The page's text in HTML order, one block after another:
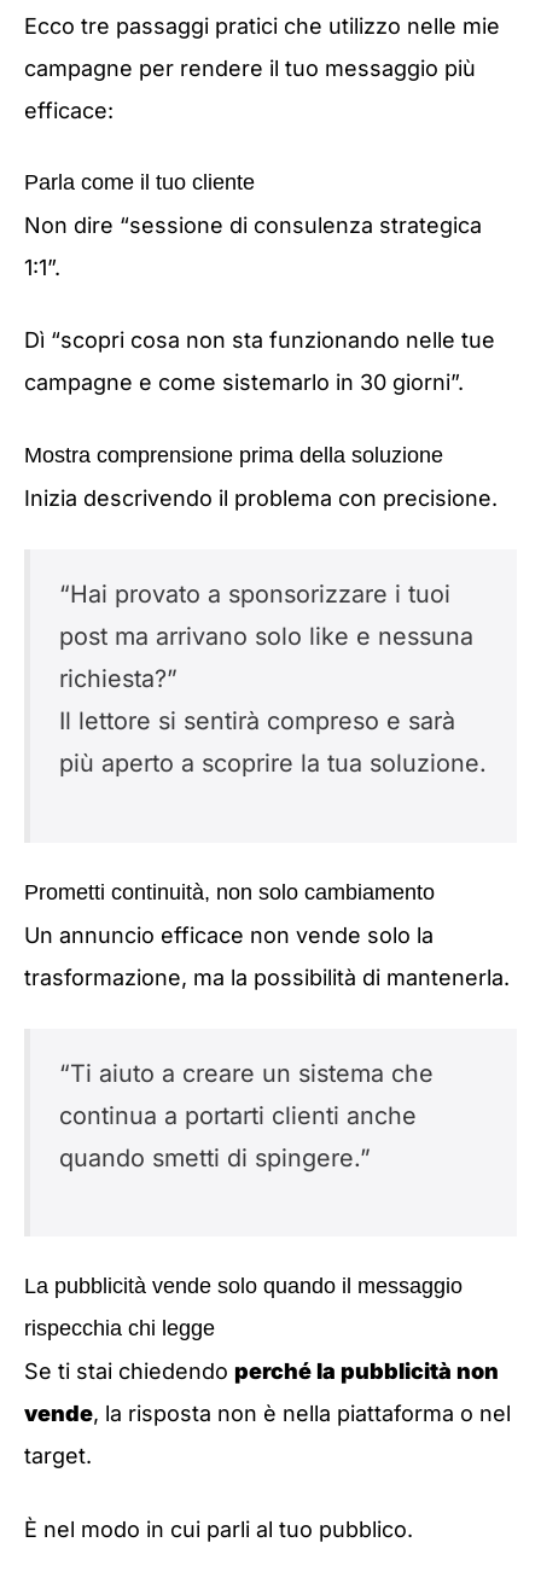
Ecco tre passaggi pratici che utilizzo nelle mie
campagne per rendere il tuo messaggio più
efficace:
Parla come il tuo cliente
Non dire “sessione di consulenza strategica
1:1”.
Dì “scopri cosa non sta funzionando nelle tue
campagne e come sistemarlo in 30 giorni”.
Mostra comprensione prima della soluzione
Inizia descrivendo il problema con precisione.
“Hai provato a sponsorizzare i tuoi
post ma arrivano solo like e nessuna
richiesta?”
Il lettore si sentirà compreso e sarà
più aperto a scoprire la tua soluzione.
Prometti continuità, non solo cambiamento
Un annuncio efficace non vende solo la
trasformazione, ma la possibilità di mantenerla.
“Ti aiuto a creare un sistema che
continua a portarti clienti anche
quando smetti di spingere.”
La pubblicità vende solo quando il messaggio
rispecchia chi legge
Se ti stai chiedendo perché la pubblicità non
vende, la risposta non è nella piattaforma o nel
target.
È nel modo in cui parli al tuo pubblico.